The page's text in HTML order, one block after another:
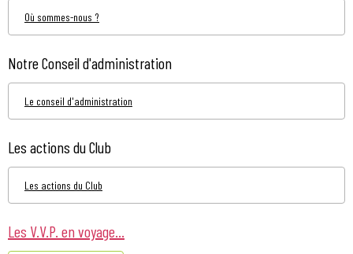
Où sommes-nous ?
Notre Conseil d'administration
Le conseil d'administration
Les actions du Club
Les actions du Club
Les V.V.P. en voyage...